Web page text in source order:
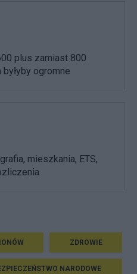
plus zamiast 800
ogromne
mieszkania, ETS,
ZDROWIE
NARODOWE